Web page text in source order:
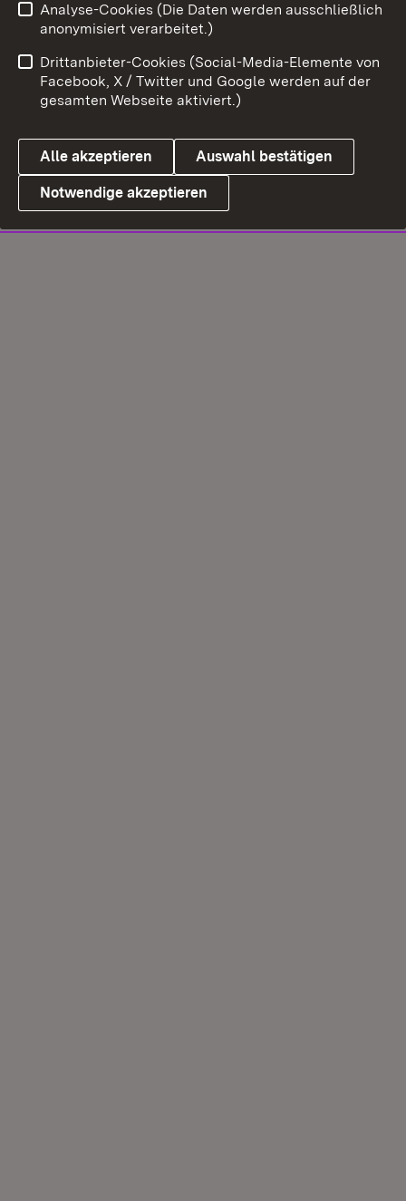
Analyse-Cookies (Die Daten werden ausschließlich
anonymisiert verarbeitet.)
Drittanbieter-Cookies (Social-Media-Elemente von
Facebook, X / Twitter und Google werden auf der
gesamten Webseite aktiviert.)
Alle akzeptieren Auswahl bestätigen
Notwendige akzeptieren